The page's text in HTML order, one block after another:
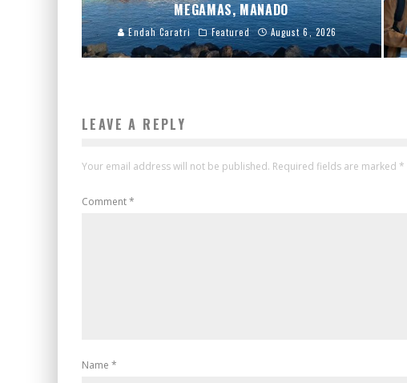
MEGAMAS, MANADO
Endah Caratri Featured August 6, 2026
LEAVE A REPLY
Your email address will not be published. Required fields are marked *
Comment*
Name *